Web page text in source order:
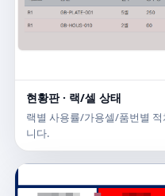
현황판 · 랙/셀 상태
랙별 사용률/가용셀/품번별
니다.